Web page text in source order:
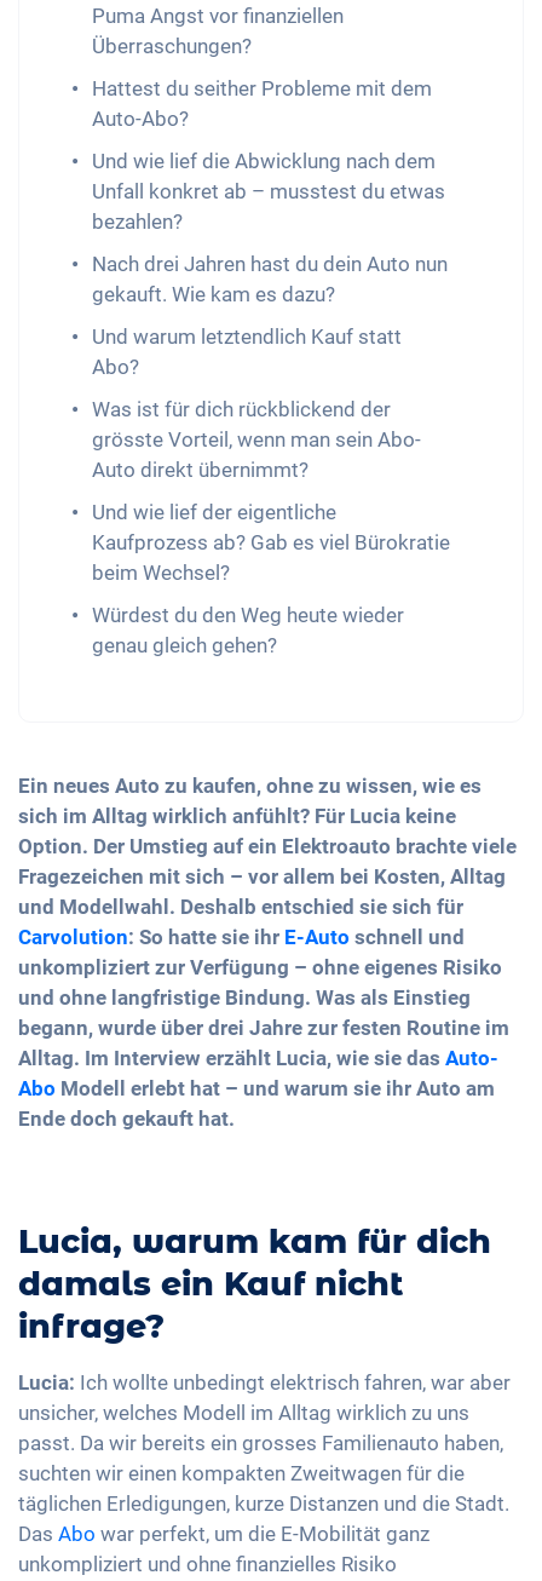
Puma Angst vor finanziellen
Überraschungen?
Hattest du seither Probleme mit dem
Auto-Abo?
Und wie lief die Abwicklung nach dem
Unfall konkret ab – musstest du etwas
bezahlen?
Nach drei Jahren hast du dein Auto nun
gekauft. Wie kam es dazu?
Und warum letztendlich Kauf statt
Abo?
Was ist für dich rückblickend der
grösste Vorteil, wenn man sein Abo-
Auto direkt übernimmt?
Und wie lief der eigentliche
Kaufprozess ab? Gab es viel Bürokratie
beim Wechsel?
Würdest du den Weg heute wieder
genau gleich gehen?
Ein neues Auto zu kaufen, ohne zu wissen, wie es
sich im Alltag wirklich anfühlt? Für Lucia keine
Option. Der Umstieg auf ein Elektroauto brachte viele
Fragezeichen mit sich – vor allem bei Kosten, Alltag
und Modellwahl. Deshalb entschied sie sich für
Carvolution: So hatte sie ihr E-Auto schnell und
unkompliziert zur Verfügung – ohne eigenes Risiko
und ohne langfristige Bindung. Was als Einstieg
begann, wurde über drei Jahre zur festen Routine im
Alltag. Im Interview erzählt Lucia, wie sie das Auto-
Abo Modell erlebt hat – und warum sie ihr Auto am
Ende doch gekauft hat.
Lucia, warum kam für dich
damals ein Kauf nicht
infrage?
Lucia: Ich wollte unbedingt elektrisch fahren, war aber
unsicher, welches Modell im Alltag wirklich zu uns
passt. Da wir bereits ein grosses Familienauto haben,
suchten wir einen kompakten Zweitwagen für die
täglichen Erledigungen, kurze Distanzen und die Stadt.
Das Abo war perfekt, um die E-Mobilität ganz
unkompliziert und ohne finanzielles Risiko